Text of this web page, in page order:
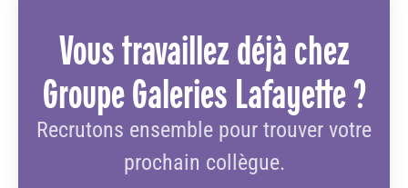
Vous travaillez déjà chez
Groupe Galeries Lafayette ?
Recrutons ensemble pour trouver votre
prochain collègue.